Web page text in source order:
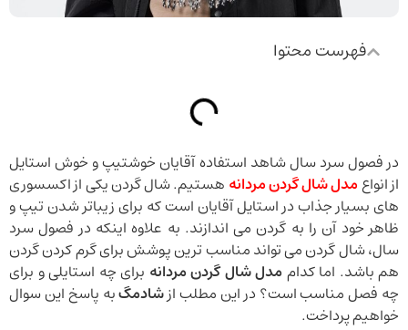
فهرست محتوا
در فصول سرد سال شاهد استفاده آقایان خوشتیپ و خوش استایل
از انواعمدل شال گردن مردانه هستیم. شال گردن یکی از اکسسوری
های بسیار جذاب در استایل آقایان است که برای زیباتر شدن تیپ و
ظاهر خود آن را به گردن می اندازند. به علاوه اینکه در فصول سرد
سال، شال گردن می تواند مناسب ترین پوشش برای گرم کردن گردن
هم باشد. اما کدام مدل شال گردن مردانه برای چه استایلی و برای
چه فصل مناسب است؟ در این مطلب ازشادمگبه پاسخ این سوال
خواهیم پرداخت.